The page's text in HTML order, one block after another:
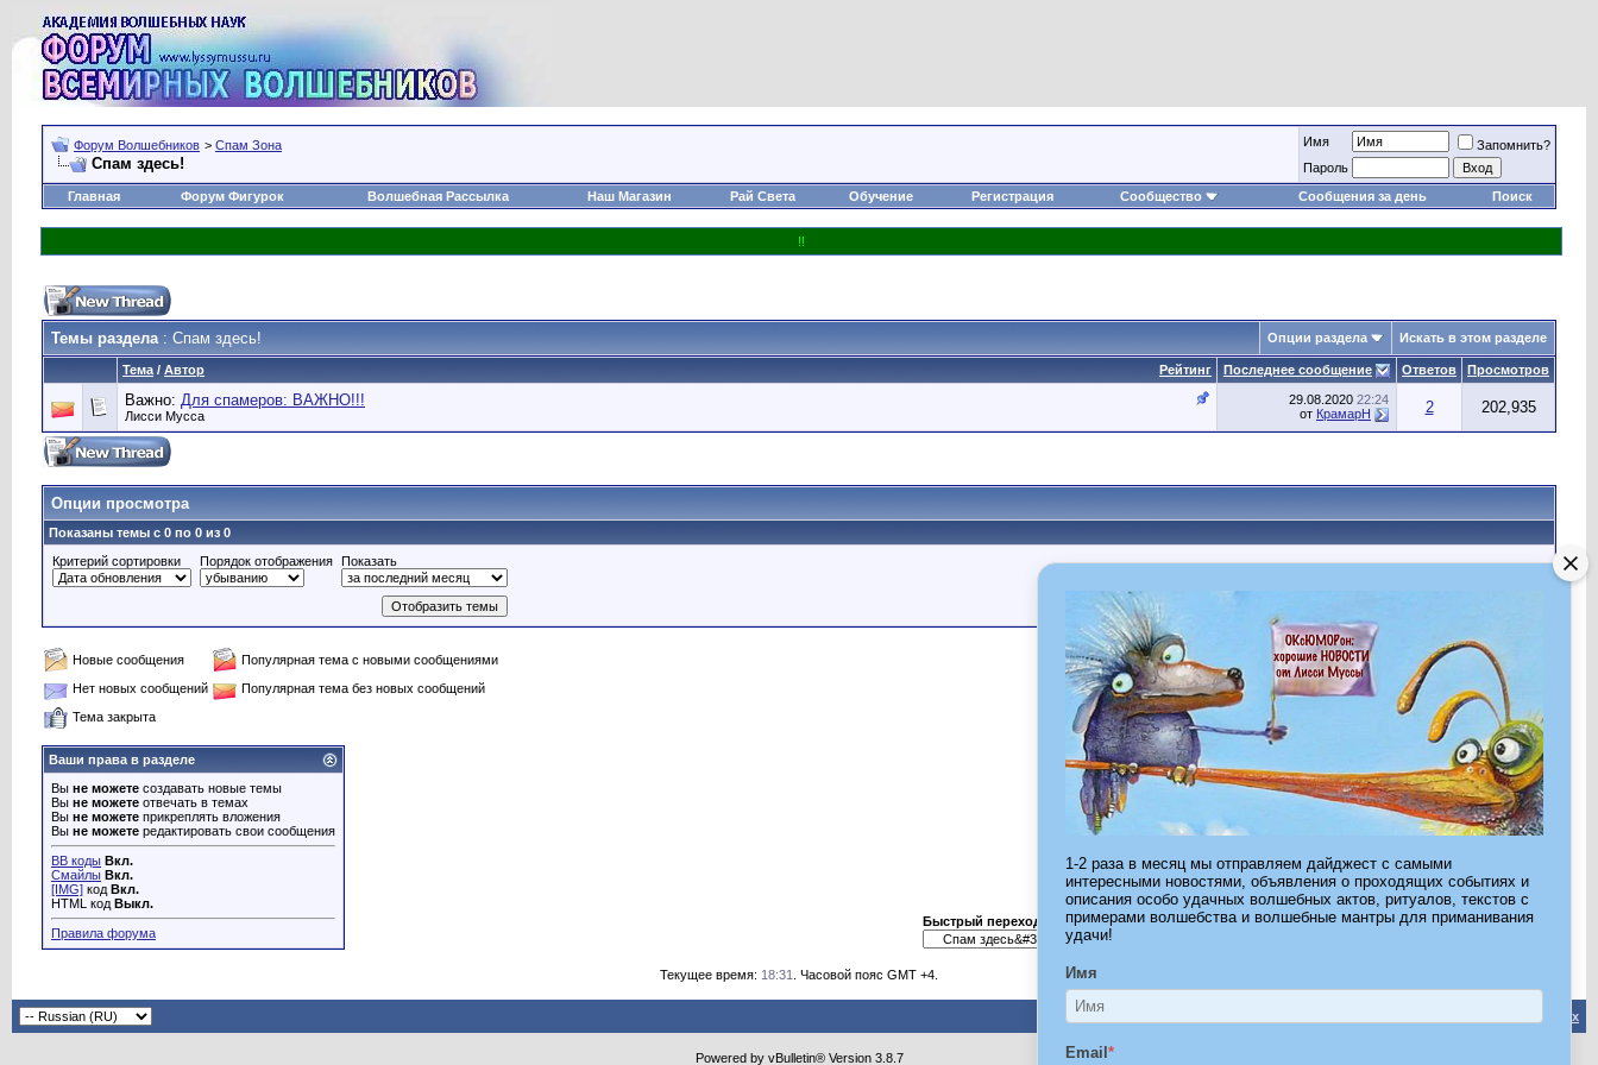
1-2 раза в месяц мы отправляем дайджест с самыми
интересными новостями, объявления о проходящих событиях и
описания особо удачных волшебных актов, ритуалов, текстов с
примерами волшебства и волшебные мантры для приманивания
удачи!
Имя
Email *
Форум Волшебников > Спам Зона
Спам здесь!
Имя
Запомнить?
Пароль
Главная
Форум Фигурок Волшебная Рассылка Наш Магазин Рай Света Обучение Регистрация Сообщество Сообщения за день Поиск
Темы раздела: Спам здесь! Опции раздела Искать в этом разделе
Рейтинг
Тема / Автор Последнее сообщение Ответов Просмотров
Важно: Для спамеров: ВАЖНО!!!
Лисси Мусса
29.08.2020 22:24
от КрамарН 2 202,935
Опции просмотра
Показаны темы с 0 по 0 из 0
Критерий сортировки
Порядок отображения Показать
Новые сообщения
Популярная тема с новыми сообщениями
Нет новых сообщений
Популярная тема без новых сообщений
Тема закрыта
Ваши права в разделе
Вы не можете создавать новые темы
Вы не можете отвечать в темах
Вы не можете прикреплять вложения
Вы не можете редактировать свои сообщения
BB коды Вкл.
Смайлы Вкл.
[IMG] код Вкл.
HTML код Выкл.
Правила форума
Быстрый переход
Текущее время: 18:31 . Часовой пояс GMT +4.
Вверх
Powered by vBulletin® Version 3.8.7